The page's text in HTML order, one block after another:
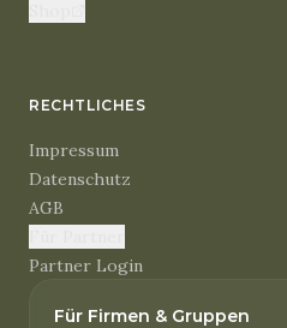
RECHTLICHES
Impressum
Datenschutz
AGB
Partner Login
Für Firmen & Gruppen